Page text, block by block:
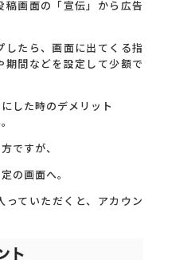
画面の「宣伝」から広告
したら、画面に出てくる指
間などを設定して少額で
した時のデメリット
ですが、
の画面へ。
ていただくと、アカウン